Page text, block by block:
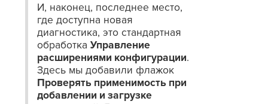
И, наконец, последнее место,
где доступна новая
диагностика, это стандартная
обработкаУправление
расширениями конфигурации.
Здесь мы добавили флажок
Проверять применимость при
добавлении и загрузке